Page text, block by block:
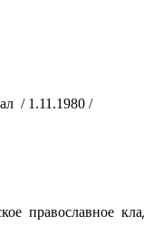
/ 1.11.1980 /
православное